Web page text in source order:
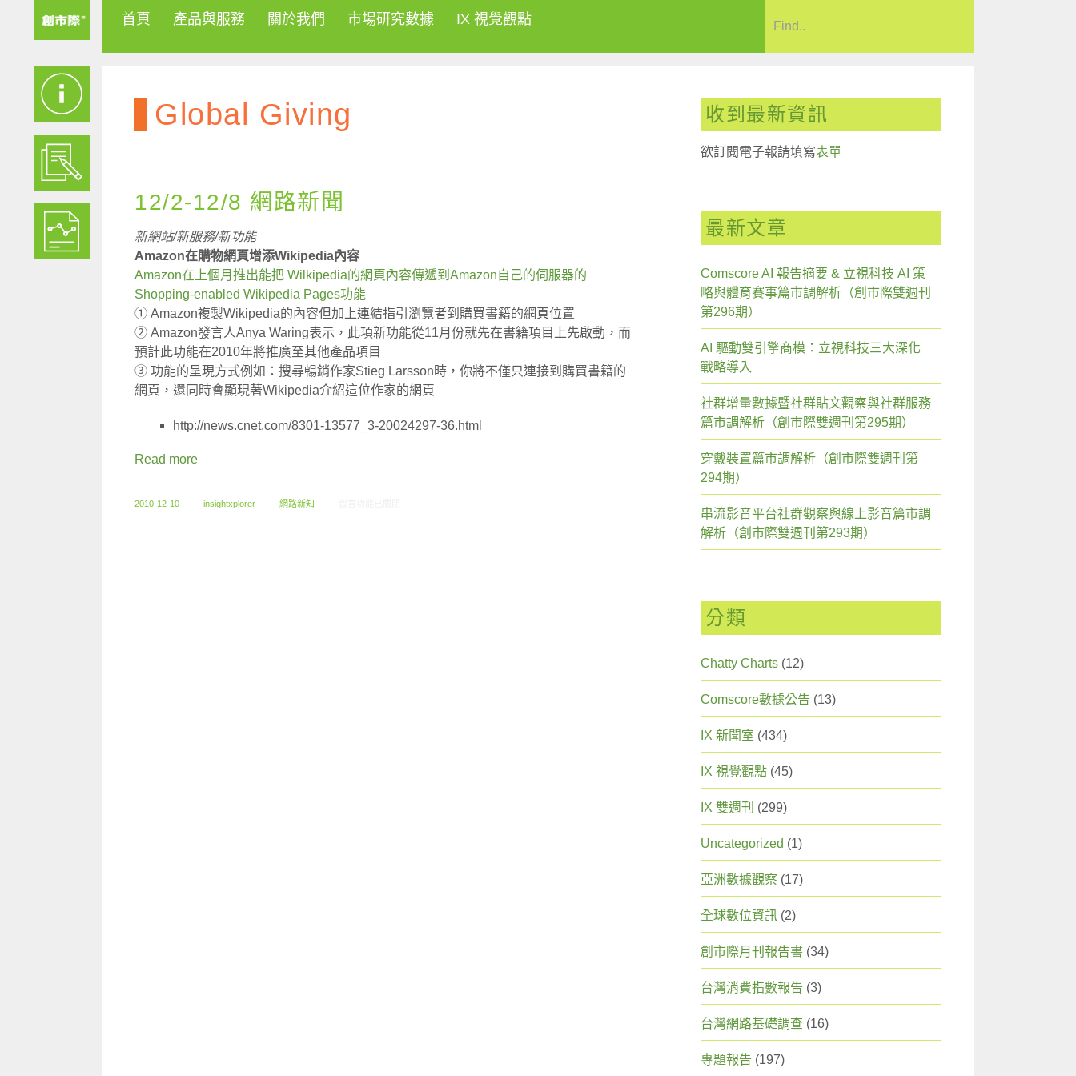
首頁 產品與服務 關於我們 市場研究數據 IX 視覺觀點
Global Giving
12/2-12/8 網路新聞
新網站/新服務/新功能
Amazon在購物網頁增添Wikipedia內容
Amazon在上個月推出能把 Wilkipedia的網頁內容傳遞到Amazon自己的伺服器的
Shopping-enabled Wikipedia Pages功能
① Amazon複製Wikipedia的內容但加上連結指引瀏覽者到購買書籍的網頁位置
② Amazon發言人Anya Waring表示，此項新功能從11月份就先在書籍項目上先啟動，而
預計此功能在2010年將推廣至其他產品項目
③ 功能的呈現方式例如：搜尋暢銷作家Stieg Larsson時，你將不僅只連接到購買書籍的
網頁，還同時會顯現著Wikipedia介紹這位作家的網頁
http://news.cnet.com/8301-13577_3-20024297-36.html
Read more
2010-12-10 insightxplorer 網路新知
收到最新資訊
欲訂閱電子報請填寫表單
最新文章
Comscore AI 報告摘要 & 立視科技 AI 策
略與體育賽事篇市調解析（創市際雙週刊
第296期）
AI 驅動雙引擎商模：立視科技三大深化
戰略導入
社群增量數據暨社群貼文觀察與社群服務
篇市調解析（創市際雙週刊第295期）
穿戴裝置篇市調解析（創市際雙週刊第
294期）
串流影音平台社群觀察與線上影音篇市調
解析（創市際雙週刊第293期）
分類
Chatty Charts (12)
Comscore數據公告 (13)
IX 新聞室 (434)
IX 視覺觀點 (45)
IX 雙週刊 (299)
Uncategorized (1)
亞洲數據觀察 (17)
全球數位資訊 (2)
創市際月刊報告書 (34)
台灣消費指數報告 (3)
台灣網路基礎調查 (16)
專題報告 (197)